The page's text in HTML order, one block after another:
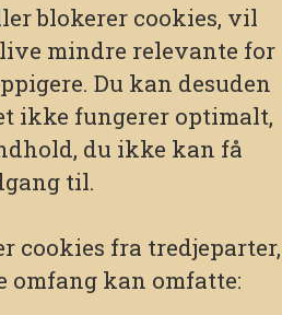
blokerer cookies, vil
mindre relevante for
Du kan desuden
ikke fungerer optimalt,
du ikke kan få
til.
cookies fra tredjeparter,
omfang kan omfatte: